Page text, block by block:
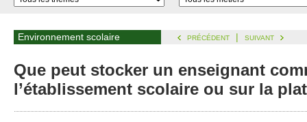
Environnement scolaire PRÉCÉDENT | SUIVANT
Que peut stocker un enseignant
l’établissement scolaire ou sur la